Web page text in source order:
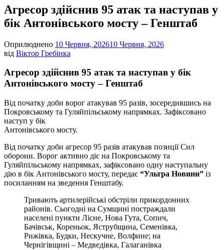
Агресор здійснив 95 атак та наступав у
бік Антонівського мосту – Генштаб
Оприлюднено 10 Червня, 202610 Червня, 2026
від Віктор Гребінка
Агресор здійснив 95 атак та наступав у бік
Антонівського мосту – Генштаб
Від початку доби ворог атакував 95 разів, зосередившись на
Покровському та Гуляйпільському напрямках. Зафіксовано
наступ у бік
Антонівського мосту.
Від початку доби агресор 95 разів атакував позиції Сил
оборони. Ворог активно діє на Покровському та
Гуляйпільському напрямках, зафіксовано одну наступальну
дію в бік Антонівського мосту, передає “Ультра Новини” із
посиланням на зведення Генштабу.
Тривають артилерійські обстріли прикордонних
районів. Сьогодні на Сумщині постраждали
населені пункти Лісне, Нова Гута, Сопич,
Бачівськ, Кореньок, Яструбщина, Семенівка,
Рижівка, Будки, Нескучне, Волфине; на
Чернігівщині – Медведівка, Галаганівка